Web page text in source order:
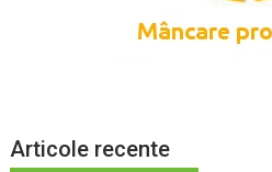
Articole recente